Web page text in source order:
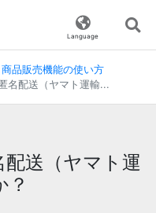
Language
商品販売機能の使い方
名配送（ヤマト運輸...
送（ヤマト運
？